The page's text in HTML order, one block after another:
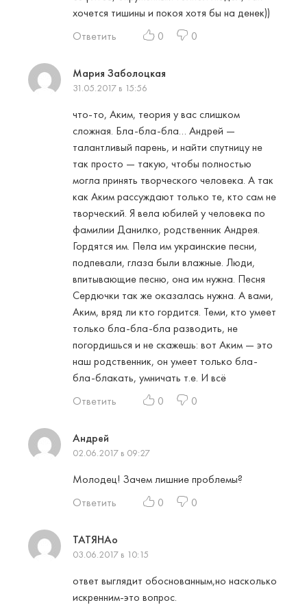
хочется тишины и покоя хотя бы на денек))
Ответить
0 0
Мария Заболоцкая
31.05.2017 в 15:56
что-то, Аким, теория у вас слишком
сложная. Бла-бла-бла… Андрей —
талантливый парень, и найти спутницу не
так просто — такую, чтобы полностью
могла принять творческого человека. А так
как Аким рассуждают только те, кто сам не
творческий. Я вела юбилей у человека по
фамилии Данилко, родственник Андрея.
Гордятся им. Пела им украинские песни,
подпевали, глаза были влажные. Люди,
впитывающие песню, она им нужна. Песня
Сердючки так же оказалась нужна. А вами,
Аким, вряд ли кто гордится. Теми, кто умеет
только бла-бла-бла разводить, не
погордишься и не скажешь: вот Аким — это
наш родственник, он умеет только бла-
бла-блакать, умничать т.е. И всё
Ответить
0 0
Андрей
02.06.2017 в 09:27
Молодец! Зачем лишние проблемы?
Ответить
0 0
ТАТЯНАо
03.06.2017 в 10:15
ответ выглядит обоснованным,но насколько
искренним-это вопрос.